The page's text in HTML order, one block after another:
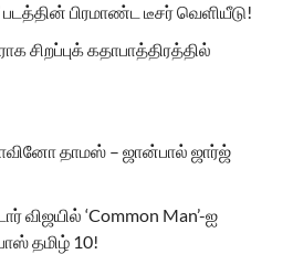
படத்தின் பிரமாண்ட டீசர் வெளியீடு!
சிறப்புக் கதாபாத்திரத்தில்
தாமஸ் – ஜான்பால் ஜார்ஜ்
விஜயில் ‘Common Man’-ஐ
தமிழ் 10!